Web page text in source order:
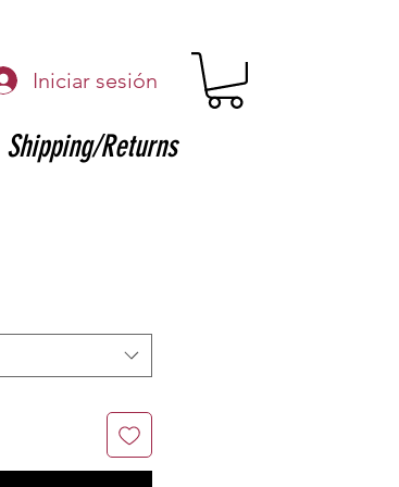
Iniciar sesión
Shipping/Returns